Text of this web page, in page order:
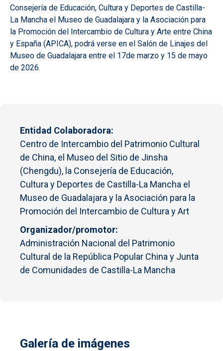
Consejería de Educación, Cultura y Deportes de Castilla-
La Mancha el Museo de Guadalajara y la Asociación para
la Promoción del Intercambio de Cultura y Arte entre China
y España (APICA), podrá verse en el Salón de Linajes del
Museo de Guadalajara entre el 17de marzo y 15 de mayo
de 2026.
Entidad Colaboradora
Centro de Intercambio del Patrimonio Cultural
de China, el Museo del Sitio de Jinsha
(Chengdu), la Consejería de Educación,
Cultura y Deportes de Castilla-La Mancha el
Museo de Guadalajara y la Asociación para la
Promoción del Intercambio de Cultura y Art
Organizador/promotor
Administración Nacional del Patrimonio
Cultural de la República Popular China y Junta
de Comunidades de Castilla-La Mancha
Galería de imágenes